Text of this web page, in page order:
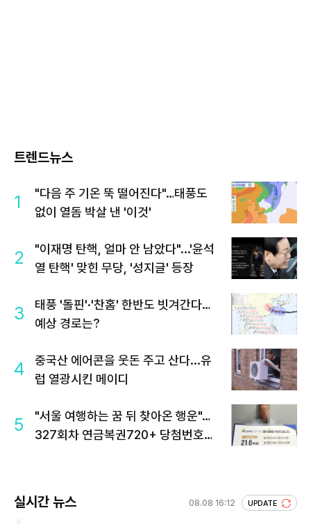
트렌드뉴스
1
"다음 주 기온 뚝 떨어진다"…태풍도
없이 열돔 박살 낸 '이것'
2
"이재명 탄핵, 얼마 안 남았다"...'윤석
열 탄핵' 맞힌 무당, '성지글' 등장
3
태풍 '돌핀'·'찬홈' 한반도 빗겨간다…
예상 경로는?
4
중국산 에어콘을 웃돈 주고 산다...유
럽 열광시킨 메이디
5
"서울 여행하는 꿈 뒤 찾아온 행운"…
327회차 연금복권720+ 당첨번호조
실시간 뉴스 08.08 16:12 UPDATE